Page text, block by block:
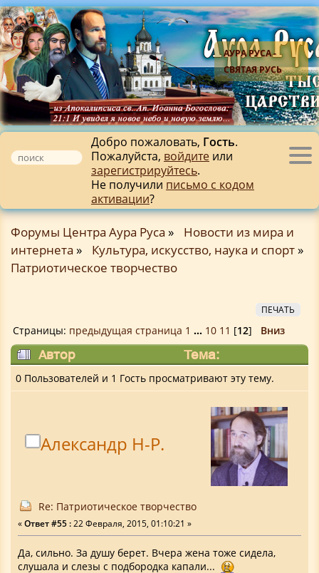
АУРА РУСА -
СВЯТАЯ РУСЬ
Добро пожаловать, Гость.
Пожалуйста, войдите или
зарегистрируйтесь.
Не получили письмо с кодом
активации?
Форумы Центра Аура Руса »
Новости из мира и
интернета » Культура, искусство, наука и спорт»
Патриотическое творчество
ПЕЧАТЬ
Страницы: предыдущая страница 1 ... 10 11 [12] Вниз
Автор
Тема:
Патриотическое творчество (Прочитано
139255 раз)
0 Пользователей и 1 Гость просматривают эту тему.
Александр Н-Р.
Re: Патриотическое творчество
«Ответ #55 : 22 Февраля, 2015, 01:10:21 »
Да, сильно. За душу берет. Вчера жена тоже сидела,
слушала и слезы с подбородка капали...